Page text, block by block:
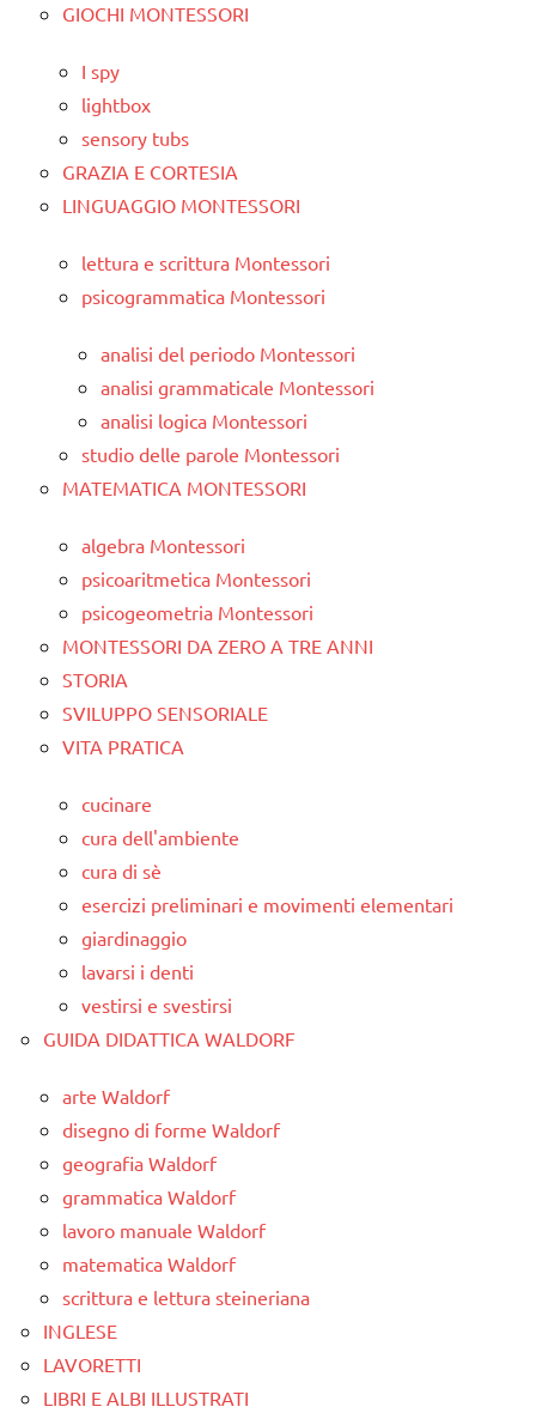
GIOCHI MONTESSORI
I spy
lightbox
sensory tubs
GRAZIA E CORTESIA
LINGUAGGIO MONTESSORI
lettura e scrittura Montessori
psicogrammatica Montessori
analisi del periodo Montessori
analisi grammaticale Montessori
analisi logica Montessori
studio delle parole Montessori
MATEMATICA MONTESSORI
algebra Montessori
psicoaritmetica Montessori
psicogeometria Montessori
MONTESSORI DA ZERO A TRE ANNI
STORIA
SVILUPPO SENSORIALE
VITA PRATICA
cucinare
cura dell'ambiente
cura di sè
esercizi preliminari e movimenti elementari
giardinaggio
lavarsi i denti
vestirsi e svestirsi
GUIDA DIDATTICA WALDORF
arte Waldorf
disegno di forme Waldorf
geografia Waldorf
grammatica Waldorf
lavoro manuale Waldorf
matematica Waldorf
scrittura e lettura steineriana
INGLESE
LAVORETTI
LIBRI E ALBI ILLUSTRATI